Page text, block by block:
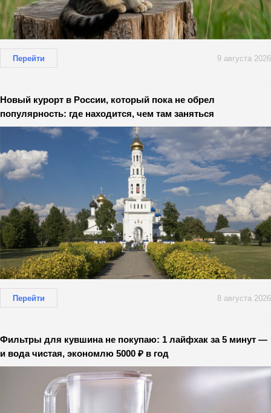
Перейти 9 августа 2026
Новый курорт в России, который пока не обрел
популярность: где находится, чем там заняться
Перейти 8 августа 2026
Фильтры для кувшина не покупаю: 1 лайфхак за 5 минут —
и вода чистая, экономлю 5000 ₽ в год